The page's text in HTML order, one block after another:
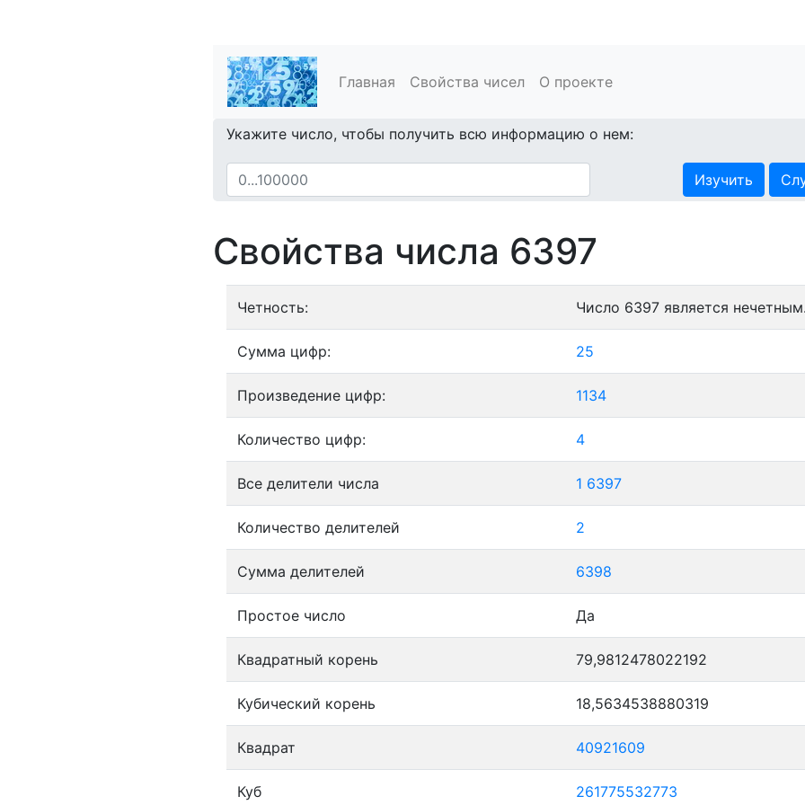
Главная Свойства чисел О проекте
Укажите число, чтобы получить всю информацию о нем:
Изучить
Свойства числа 6397
Четность: Число 6397 является нечетным.
Сумма цифр: 25
Произведение цифр: 1134
Количество цифр: 4
Все делители числа 1 6397
Количество делителей 2
Сумма делителей 6398
Простое число Да
Квадратный корень 79,9812478022192
Кубический корень 18,5634538880319
Квадрат 40921609
Куб 261775532773